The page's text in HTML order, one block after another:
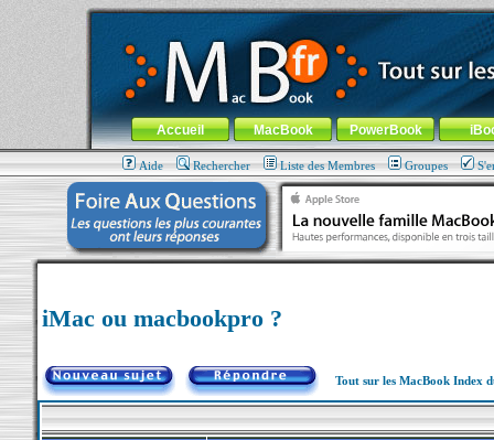
MacBook-fr.com : 100% Apple... 100% nomade !
Aller au contenu-Aller au menu général-Aller au menu de
Menu général
Accueil MacBook PowerBook
Aide Rechercher Liste des Membres Groupes
iMac ou macbookpro ?
Tout sur les MacBook Index